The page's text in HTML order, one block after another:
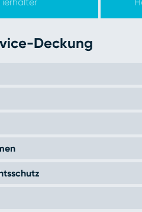
Deckung